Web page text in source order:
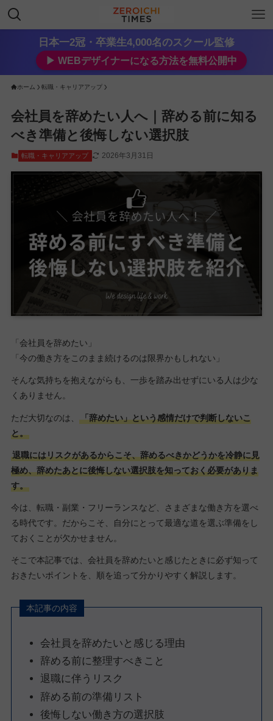
日本一2冠・卒業生4,000名のスクール監修
▶︎ WEBデザイナーになる方法を無料公開中
ホーム 転職・キャリアアップ
会社員を辞めたい人へ｜辞める前に知る
べき準備と後悔しない選択肢
転職・キャリアアップ 2026年3月31日
「会社員を辞めたい」
「今の働き方をこのまま続けるのは限界かもしれない」
そんな気持ちを抱えながらも、一歩を踏み出せずにいる人は少な
くありません。
ただ大切なのは、
「辞めたい」という感情だけで判断しないこ
と。
退職にはリスクがあるからこそ、辞めるべきかどうかを冷静に見
極め、辞めたあとに後悔しない選択肢を知っておく必要がありま
す。
今は、転職・副業・フリーランスなど、さまざまな働き方を選べ
る時代です。だからこそ、自分にとって最適な道を選ぶ準備をし
ておくことが欠かせません。
そこで本記事では、会社員を辞めたいと感じたときに必ず知って
おきたいポイントを、順を追って分かりやすく解説します。
本記事の内容
会社員を辞めたいと感じる理由
辞める前に整理すべきこと
退職に伴うリスク
辞める前の準備リスト
後悔しない働き方の選択肢